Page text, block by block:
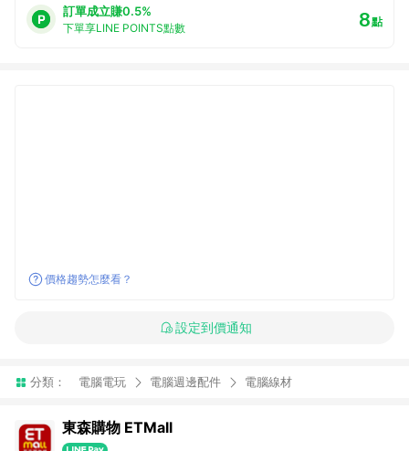
訂單成立賺0.5%
下單享LINE POINTS點數 8點
價格趨勢怎麼看？
設定到價通知
分類： 電腦電玩 電腦週邊配件 電腦線材
東森購物 ETMall